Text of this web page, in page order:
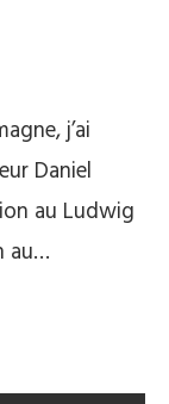
j’ai
Daniel
au Ludwig
au…